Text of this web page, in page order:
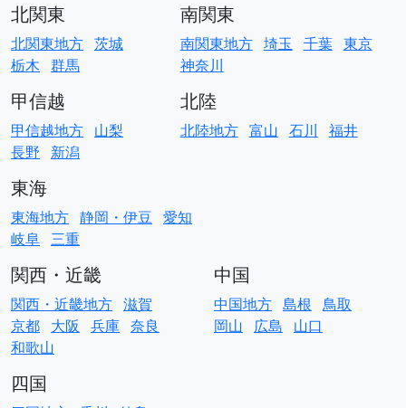
北関東
北関東地方 茨城
栃木 群馬
南関東
南関東地方 埼玉 千葉 東京
神奈川
甲信越
甲信越地方 山梨
長野
新潟
北陸
北陸地方 富山 石川 福井
東海
東海地方 静岡・伊豆 愛知
岐阜 三重
関西・近畿
関西・近畿地方 滋賀
京都 大阪 兵庫 奈良
和歌山
中国
中国地方 島根 鳥取
岡山
広島 山口
四国